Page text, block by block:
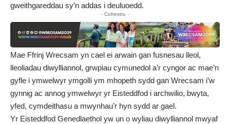
gweithgareddau sy’n addas i deuluoedd.
- Cofrestru -
Mae Ffrinj Wrecsam yn cael ei arwain gan fusnesau lleol,
lleoliadau diwylliannol, grwpiau cymunedol a’r cyngor ac mae’n
gyfle i ymwelwyr ymgolli ym mhopeth sydd gan Wrecsam i’w
gynnig ac annog ymwelwyr yr Eisteddfod i archwilio, bwyta,
yfed, cymdeithasu a mwynhau’r hyn sydd ar gael.
Yr Eisteddfod Genedlaethol yw un o wyliau diwylliannol mwyaf